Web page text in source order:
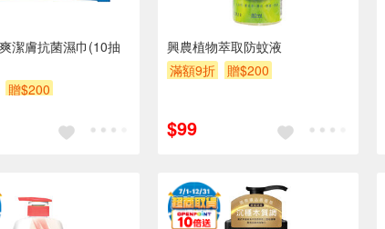
潔膚抗菌濕巾(10抽
贈$200
興農植物萃取防蚊液
滿額9折
贈$200
$99